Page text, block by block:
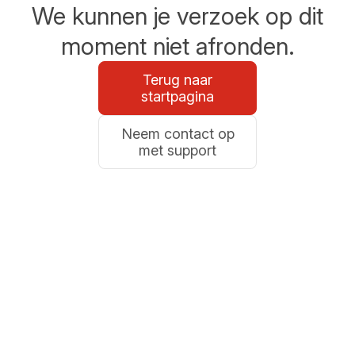
We kunnen je verzoek op dit
moment niet afronden.
Terug naar
startpagina
Neem contact op
met support